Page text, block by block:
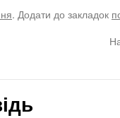
. Додати до закладок